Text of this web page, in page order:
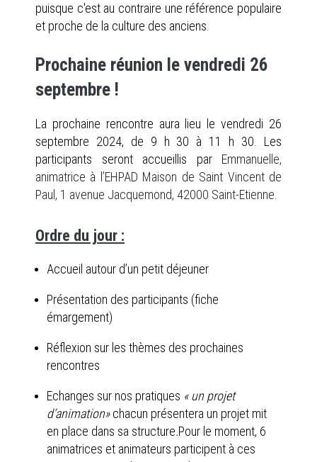
puisque c'est au contraire une référence populaire
et proche de la culture des anciens.
Prochaine réunion le vendredi 26
septembre !
La prochaine rencontre aura lieu le vendredi 26
septembre 2024, de 9 h 30 à 11 h 30. Les
participants seront accueillis par Emmanuelle,
animatrice à l’EHPAD Maison de Saint Vincent de
Paul, 1 avenue Jacquemond, 42000 Saint-Etienne.
Ordre du jour :
Accueil autour d’un petit déjeuner
Présentation des participants (fiche
émargement)
Réflexion sur les thèmes des prochaines
rencontres
Echanges sur nos pratiques « un projet
d’animation»chacun présentera un projet mit
en place dans sa structure.Pour le moment, 6
animatrices et animateurs participent à ces